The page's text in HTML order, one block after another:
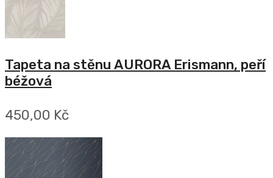
Tapeta na stěnu AURORA Erismann, peří
béžová
450,00 Kč